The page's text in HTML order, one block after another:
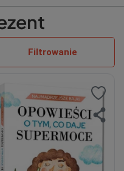
Filtrowanie